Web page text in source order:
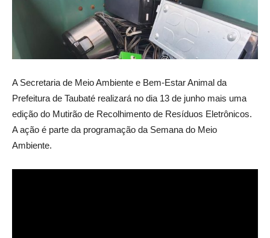
A Secretaria de Meio Ambiente e Bem-Estar Animal da
Prefeitura de Taubaté realizará no dia 13 de junho mais uma
edição do Mutirão de Recolhimento de Resíduos Eletrônicos.
A ação é parte da programação da Semana do Meio
Ambiente.